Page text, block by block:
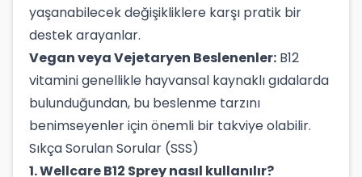
yaşanabilecek değişikliklere karşı pratik bir
destek arayanlar.
Vegan veya Vejetaryen Beslenenler: B12
vitamini genellikle hayvansal kaynaklı gıdalarda
bulunduğundan, bu beslenme tarzını
benimseyenler için önemli bir takviye olabilir.
Sıkça Sorulan Sorular (SSS)
1. Wellcare B12 Sprey nasıl kullanılır?